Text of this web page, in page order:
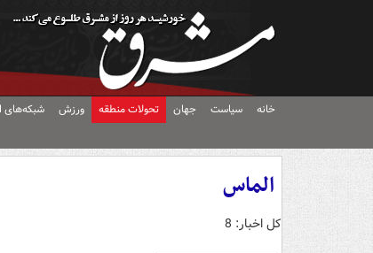
خانه سیاست جهان تحولات منطقه ورزش شبکه‌های
الماس
کل اخبار: 8